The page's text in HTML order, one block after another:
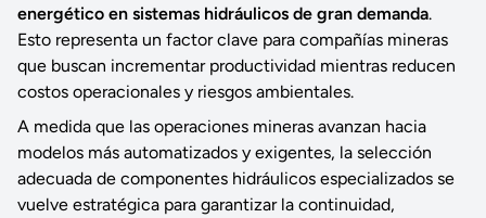
energético en sistemas hidráulicos de gran demanda.
Esto representa un factor clave para compañías mineras
que buscan incrementar productividad mientras reducen
costos operacionales y riesgos ambientales.
A medida que las operaciones mineras avanzan hacia
modelos más automatizados y exigentes, la selección
adecuada de componentes hidráulicos especializados se
vuelve estratégica para garantizar la continuidad,